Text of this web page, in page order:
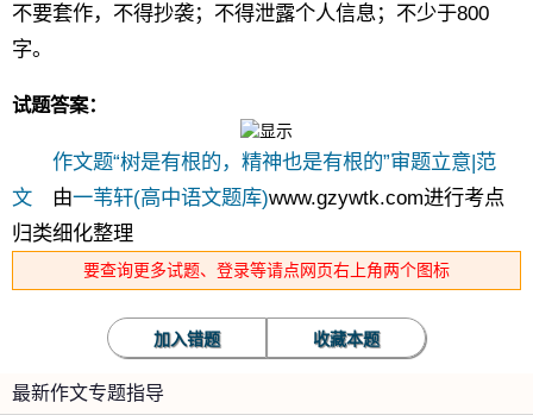
不要套作，不得抄袭；不得泄露个人信息；不少于800
字。
试题答案：
作文题“树是有根的，精神也是有根的”审题立意|范
文 由一苇轩(高中语文题库)www.gzywtk.com进行考点
归类细化整理
要查询更多试题、登录等请点网页右上角两个图标
加入错题 收藏本题
最新作文专题指导